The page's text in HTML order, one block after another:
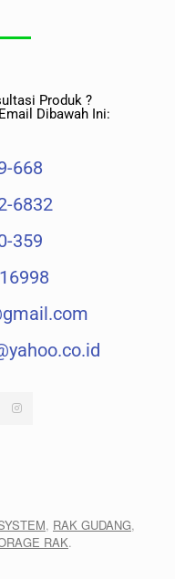
Produk ?
Dibawah Ini:
668
6832
359
, RAK GUDANG,
RAK.